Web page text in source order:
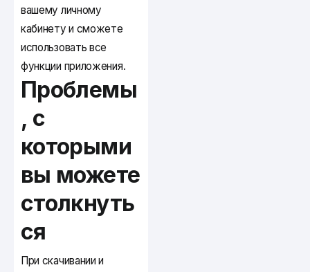
вашему личному
кабинету и сможете
использовать все
функции приложения.
Проблемы
, с
которыми
вы можете
столкнуть
ся
При скачивании и